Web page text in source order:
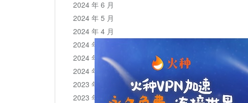
2024 年 6 月
2024 年 5 月
2024 年 4 月
2024 年 3 月
2024 年 2 月
2024 年 1 月
2023 年 12 月
2023 年 11 月